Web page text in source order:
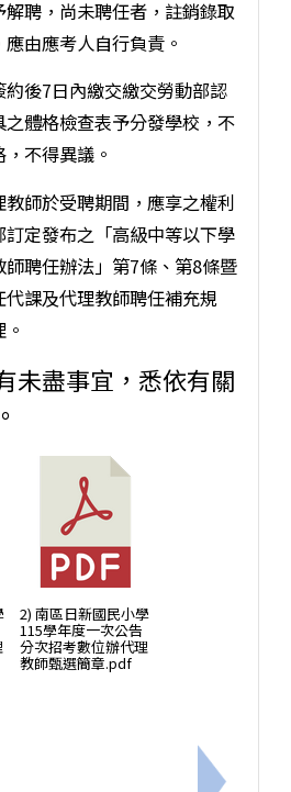
聘，尚未聘任者，註銷錄取
由應考人自行負責。
後7日內繳交繳交勞動部認
體格檢查表予分發學校，不
不得異議。
師於受聘期間，應享之權利
定發布之「高級中等以下學
聘任辦法」第7條、第8條暨
代課及代理教師聘任補充規
未盡事宜，悉依有關
2) 南區日新國民小學
115學年度一次公告
分次招考數位辦代理
教師甄選簡章.pdf